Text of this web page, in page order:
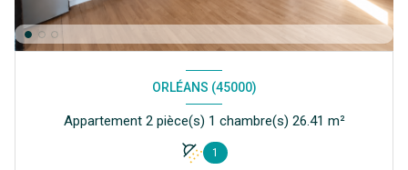
ORLÉANS (45000)
Appartement 2 pièce(s) 1 chambre(s) 26.41 m²
1